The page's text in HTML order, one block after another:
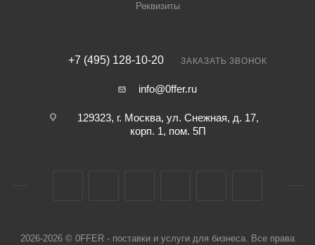
Реквизиты
+7 (495) 128-10-20 ЗАКАЗАТЬ ЗВОНОК
info@0ffer.ru
129323, г. Москва, ул. Снежная, д. 17,
корп. 1, пом. 5П
2026-2026 © 0FFER - поставки и услуги для бизнеса. Все права